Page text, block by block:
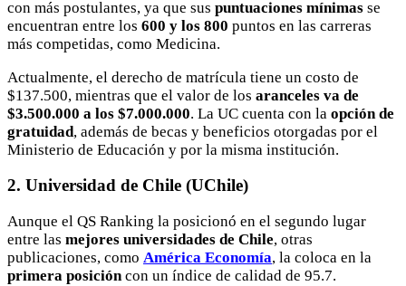
con más postulantes, ya que sus puntuaciones mínimas se
encuentran entre los 600 y los 800 puntos en las carreras
más competidas, como Medicina.
Actualmente, el derecho de matrícula tiene un costo de
$137.500, mientras que el valor de los aranceles va de
$3.500.000 a los $7.000.000. La UC cuenta con la opción de
gratuidad, además de becas y beneficios otorgadas por el
Ministerio de Educación y por la misma institución.
2. Universidad de Chile (UChile)
Aunque el QS Ranking la posicionó en el segundo lugar
entre las mejores universidades de Chile, otras
publicaciones, como América Economía, la coloca en la
primera posicióncon un índice de calidad de 95.7.